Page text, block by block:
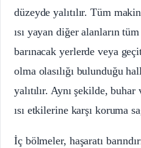
düzeyde yalıtılır. Tüm
ısı yayan diğer alanların
barınacak yerlerde veya
olma olasılığı bulunduğu
yalıtılır. Aynı şekilde, buhar
ısı etkilerine karşı koruma
İç bölmeler, haşaratı